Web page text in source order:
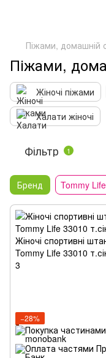
Піжами, домашній
Піжами,
Жіночі піжами
Халати жіночі
Фільтр 1
Бренд Tommy Life
−28%